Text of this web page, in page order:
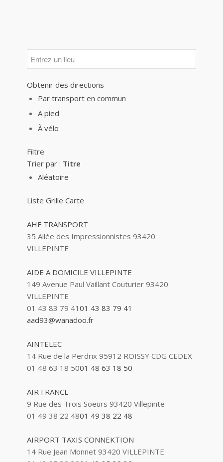
Obtenir des directions
Par transport en commun
A pied
À vélo
Filtre
Trier par : Titre
Aléatoire
Liste Grille Carte
AHF TRANSPORT
35 Allée des Impressionnistes 93420
VILLEPINTE
AIDE A DOMICILE VILLEPINTE
149 Avenue Paul Vaillant Couturier 93420
VILLEPINTE
01 43 83 79 41 01 43 83 79 41
aad93@wanadoo.fr
AINTELEC
14 Rue de la Perdrix 95912 ROISSY CDG CEDEX
01 48 63 18 5001 48 63 18 50
AIR FRANCE
9 Rue des Trois Soeurs 93420 Villepinte
01 49 38 22 4801 49 38 22 48
AIRPORT TAXIS CONNEKTION
14 Rue Jean Monnet 93420 VILLEPINTE